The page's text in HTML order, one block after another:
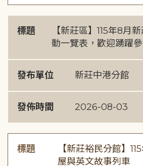
標題
【新莊區】115年8月
動一覽表，歡迎踴躍參
發布單位 新莊中港分館
發佈時間 2026-08-03
標題
【新莊裕民分館】
屋與英文故事列車